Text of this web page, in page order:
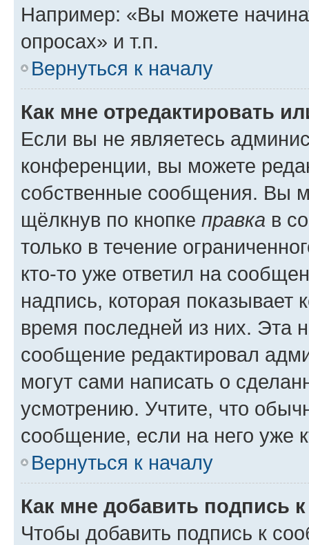
Например: «Вы можете
опросах» и т.п.
Вернуться к началу
Как мне отредактировать
Если вы не являетесь
конференции, вы можете
собственные сообщения. Вы
щёлкнув по кнопке правка в
только в течение
кто-то уже ответил на
надпись, которая показывает
время последней из них. Эта
сообщение редактировал
могут сами написать о
усмотрению. Учтите, что
сообщение, если на него уже
Вернуться к началу
Как мне добавить подпись
Чтобы добавить подпись к